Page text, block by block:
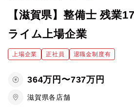
【滋賀県】整備士 残業
ライム上場企業
上場企業 正社員 退職金制度有
364万円〜737万円
滋賀県各店舗